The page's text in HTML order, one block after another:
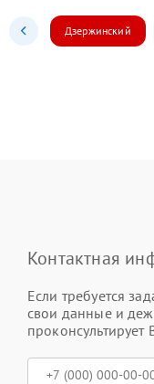
Дзержинский
Контактная
Если требуется
свои данные и
проконсультирует